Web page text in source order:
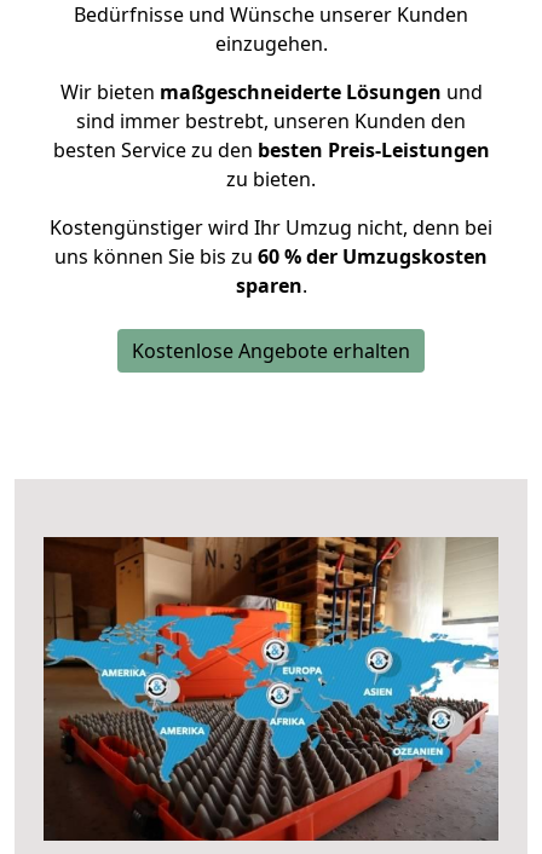
Bedürfnisse und Wünsche unserer Kunden
einzugehen.
Wir bieten maßgeschneiderte Lösungen und
sind immer bestrebt, unseren Kunden den
besten Service zu den besten Preis-Leistungen
zu bieten.
Kostengünstiger wird Ihr Umzug nicht, denn bei
uns können Sie bis zu 60 % der Umzugskosten
sparen.
Kostenlose Angebote erhalten